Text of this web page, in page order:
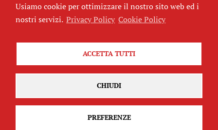
Seguici
Iscriviti alla newsletter
Attribuzione - Non commerciale - Non opere derivate 2.5 Italia
Usiamo cookie per ottimizzare il nostro sito web ed i
nostri servizi. Privacy Policy Cookie Policy
ACCETTA TUTTI
CHIUDI
PREFERENZE